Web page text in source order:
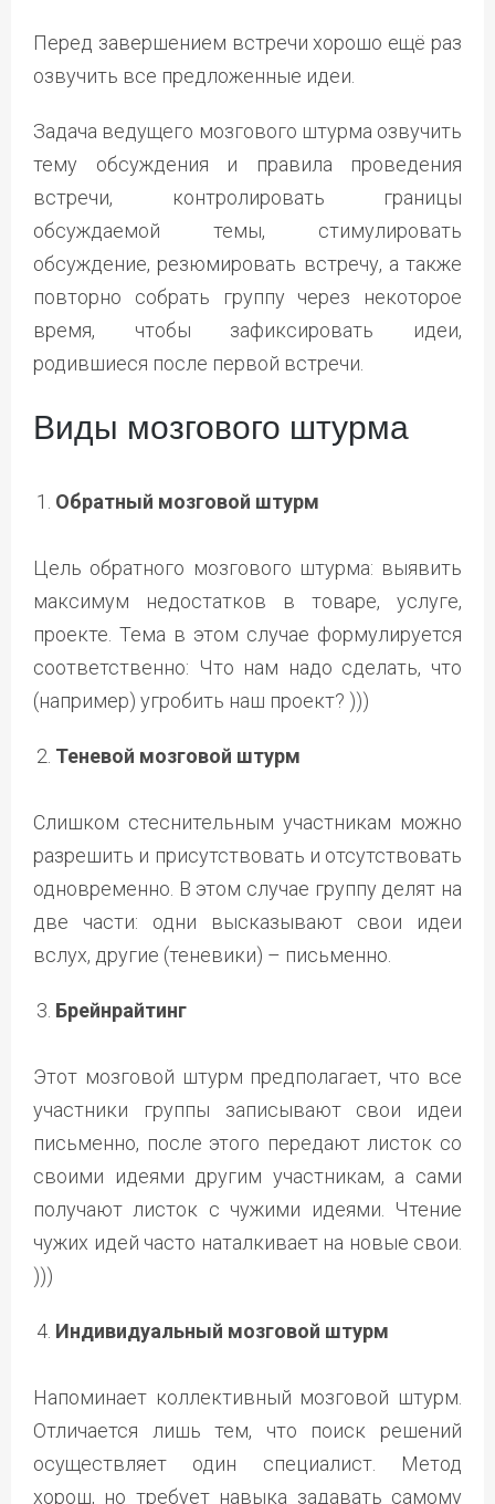
Перед завершением встречи хорошо ещё раз
озвучить все предложенные идеи.
Задача ведущего мозгового штурма озвучить
тему обсуждения и правила проведения
встречи, контролировать границы
обсуждаемой темы, стимулировать
обсуждение, резюмировать встречу, а также
повторно собрать группу через некоторое
время, чтобы зафиксировать идеи,
родившиеся после первой встречи.
Виды мозгового штурма
Обратный мозговой штурм
Цель обратного мозгового штурма: выявить
максимум недостатков в товаре, услуге,
проекте. Тема в этом случае формулируется
соответственно: Что нам надо сделать, что
(например) угробить наш проект? )))
Теневой мозговой штурм
Слишком стеснительным участникам можно
разрешить и присутствовать и отсутствовать
одновременно. В этом случае группу делят на
две части: одни высказывают свои идеи
вслух, другие (теневики) – письменно.
Брейнрайтинг
Этот мозговой штурм предполагает, что все
участники группы записывают свои идеи
письменно, после этого передают листок со
своими идеями другим участникам, а сами
получают листок с чужими идеями. Чтение
чужих идей часто наталкивает на новые свои.
)))
Индивидуальный мозговой штурм
Напоминает коллективный мозговой штурм.
Отличается лишь тем, что поиск решений
осуществляет один специалист. Метод
хорош, но требует навыка задавать самому